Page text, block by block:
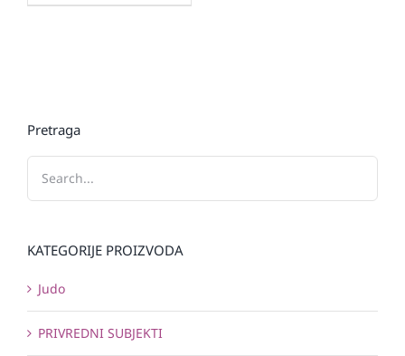
Pretraga
KATEGORIJE PROIZVODA
Judo
PRIVREDNI SUBJEKTI